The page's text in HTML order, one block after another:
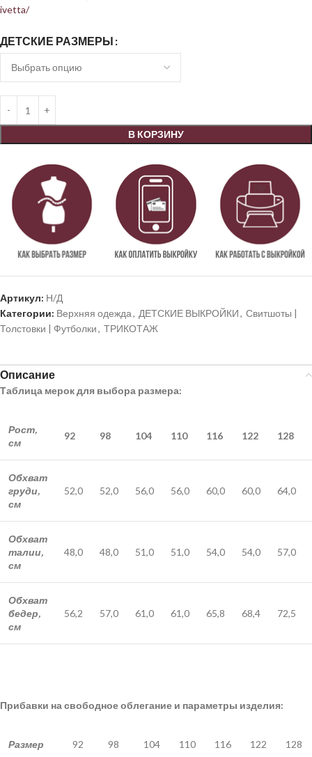
ivetta/
ДЕТСКИЕ РАЗМЕРЫ
В КОРЗИНУ
Артикул: Н/Д
Категории: Верхняя одежда, ДЕТСКИЕ ВЫКРОЙКИ, Свитшоты |
Толстовки | Футболки, ТРИКОТАЖ
Описание
Таблица мерок для выбора размера:
Рост,
см
92 98 104 110 116 122 128
Обхват
груди,
см
52,0 52,0 56,0 56,0 60,0 60,0 64,0
Обхват
талии,
см
48,0 48,0 51,0 51,0 54,0 54,0 57,0
Обхват
бедер,
см
56,2 57,0 61,0 61,0 65,8 68,4 72,5
Прибавки на свободное облегание и параметры изделия:
Размер 92 98 104 110 116 122 128